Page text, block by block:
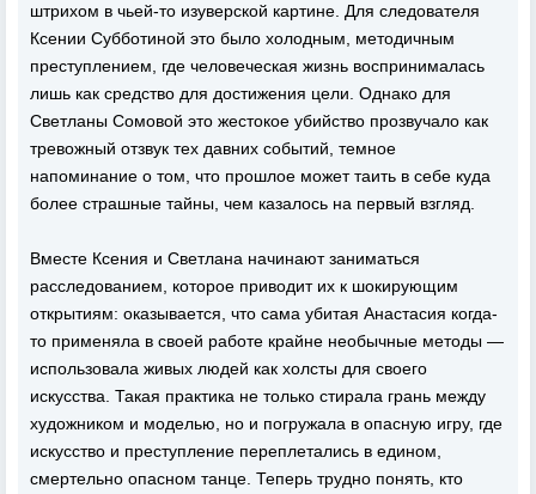
штрихом в чьей-то изуверской картине. Для следователя
Ксении Субботиной это было холодным, методичным
преступлением, где человеческая жизнь воспринималась
лишь как средство для достижения цели. Однако для
Светланы Сомовой это жестокое убийство прозвучало как
тревожный отзвук тех давних событий, темное
напоминание о том, что прошлое может таить в себе куда
более страшные тайны, чем казалось на первый взгляд.
Вместе Ксения и Светлана начинают заниматься
расследованием, которое приводит их к шокирующим
открытиям: оказывается, что сама убитая Анастасия когда-
то применяла в своей работе крайне необычные методы —
использовала живых людей как холсты для своего
искусства. Такая практика не только стирала грань между
художником и моделью, но и погружала в опасную игру, где
искусство и преступление переплетались в едином,
смертельно опасном танце. Теперь трудно понять, кто